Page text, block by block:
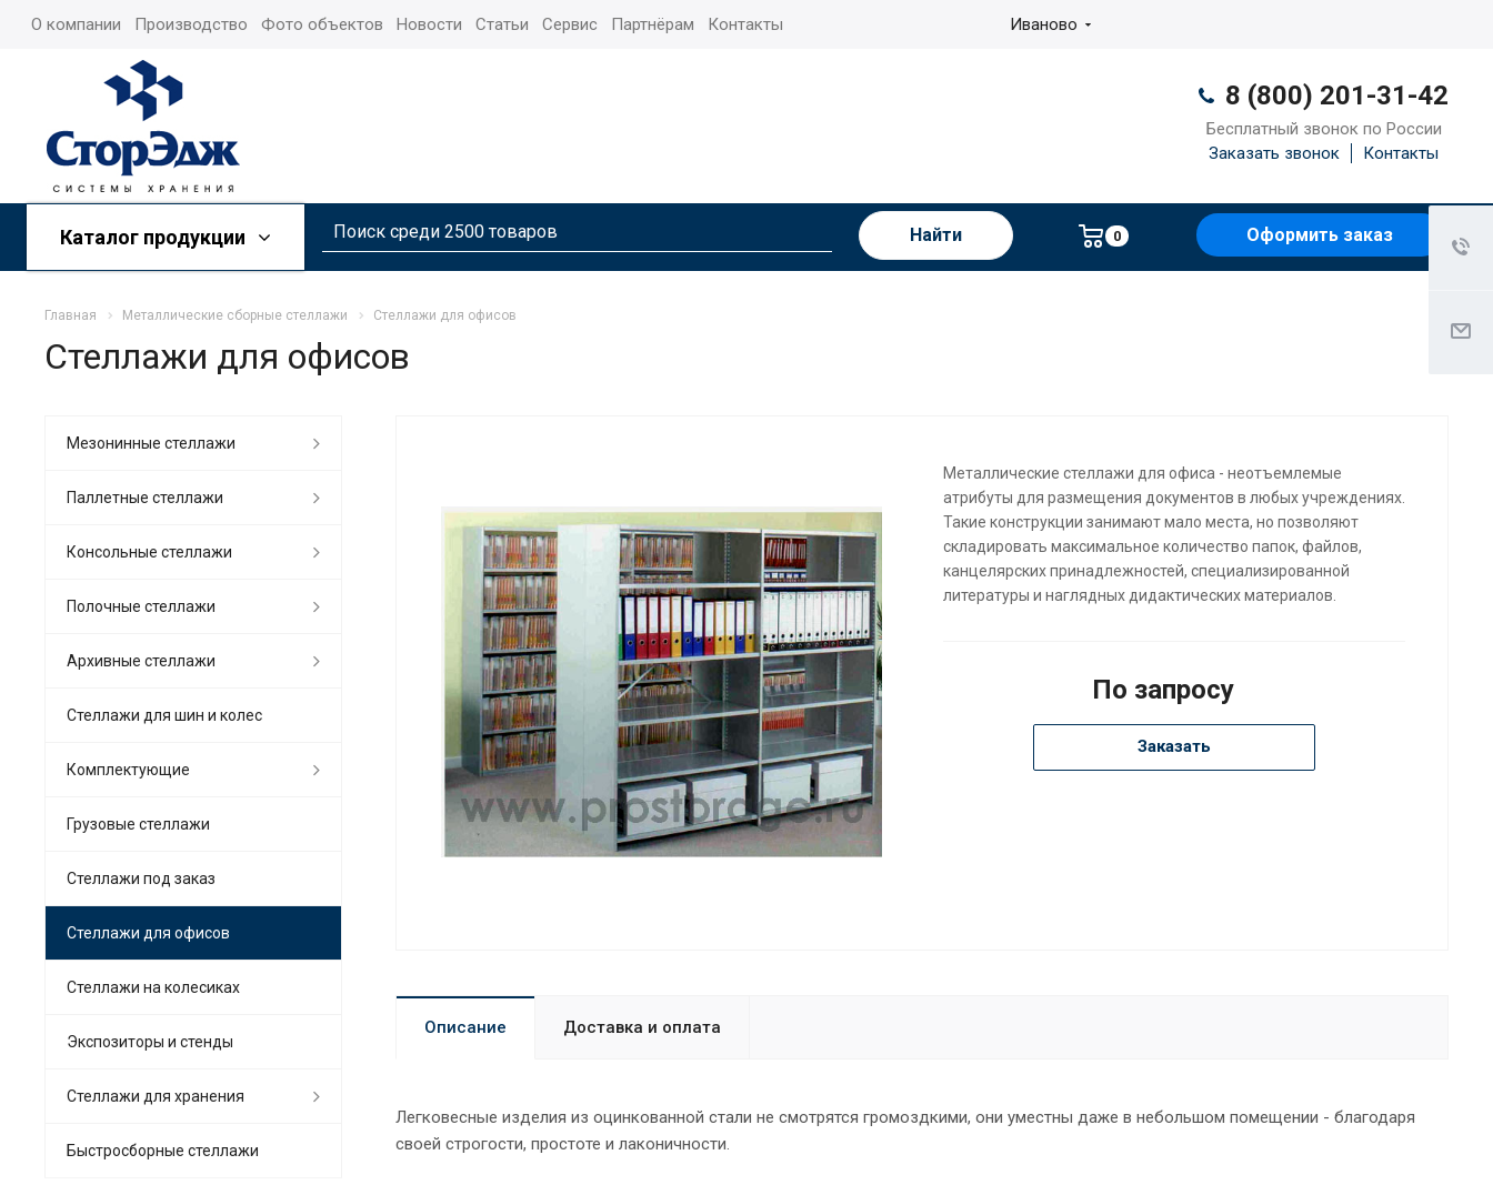
О компании Производство Фото объектов Новости Статьи Сервис Партнёрам Контакты Иваново
8 (800) 201-31-42
Бесплатный звонок по России
Заказать звонок
Контакты
Каталог продукции Найти 0 Оформить заказ
Главная Металлические сборные стеллажи Стеллажи для офисов
Стеллажи для офисов
Металлические стеллажи для офиса - неотъемлемые
атрибуты для размещения документов в любых учреждениях.
Такие конструкции занимают мало места, но позволяют
складировать максимальное количество папок, файлов,
канцелярских принадлежностей, специализированной
литературы и наглядных дидактических материалов.
По запросу
Заказать
Описание Доставка и оплата
Легковесные изделия из оцинкованной стали не смотрятся громоздкими, они уместны даже в небольшом помещении - благодаря
своей строгости, простоте и лаконичности.
Мезонинные стеллажи
Паллетные стеллажи
Консольные стеллажи
Полочные стеллажи
Архивные стеллажи
Стеллажи для шин и колес
Комплектующие
Грузовые стеллажи
Стеллажи под заказ
Стеллажи для офисов
Cтеллажи на колесиках
Экспозиторы и стенды
Стеллажи для хранения
Быстросборные стеллажи